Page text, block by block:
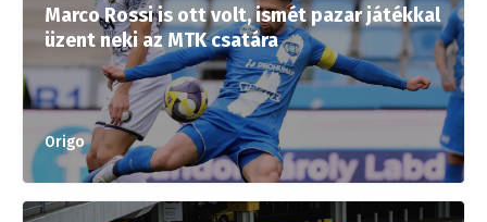
Marco Rossi is ott volt, ismét pazar játékkal
üzent neki az MTK csatára
Origo